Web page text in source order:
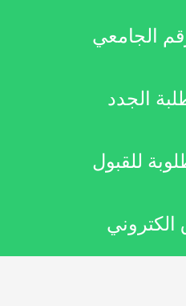
الجامعي
الجدد
للقبول